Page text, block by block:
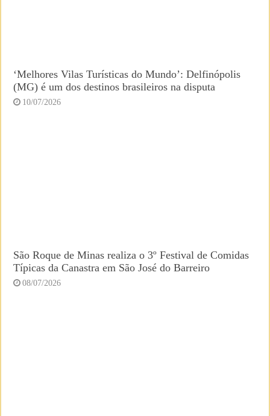
‘Melhores Vilas Turísticas do Mundo’: Delfinópolis
(MG) é um dos destinos brasileiros na disputa
10/07/2026
São Roque de Minas realiza o 3º Festival de Comidas
Típicas da Canastra em São José do Barreiro
08/07/2026